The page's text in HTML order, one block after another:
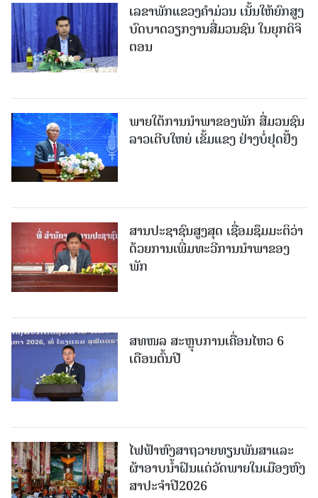
ເລຂາພັກແຂວງຄໍາມ່ວນ ເນັ້ນໃຫ້ຍົກສູງ
ບົດບາດວຽກງານສື່ມວນຊົນ ໃນຍຸກດິຈິ
ຕອນ
ພາຍໃຕ້ການນໍາພາຂອງພັກ ສື່ມວນຊົນ
ລາວເຕີບໃຫຍ່ ເຂັ້ມແຂງ ຢ່າງບໍ່ຢຸດຢັ້ງ
ສານປະຊາຊົນສູງສຸດ ເຊື່ອມຊຶມມະຕິວ່າ
ດ້ວຍການເພີ່ມທະວີການນຳພາຂອງ
ພັກ
ສທໜລ ສະຫຼຸບການເຄື່ອນໄຫວ 6
ເດືອນຕົ້ນປີ
ໄຟຟ້າຫົງສາຖວາຍທຽນພັນສາແລະ
ຜ້າອາບນໍ້າຝົນແດ່ວັດພາຍໃນເມືອງຫົງ
ສາປະຈໍາປີ2026